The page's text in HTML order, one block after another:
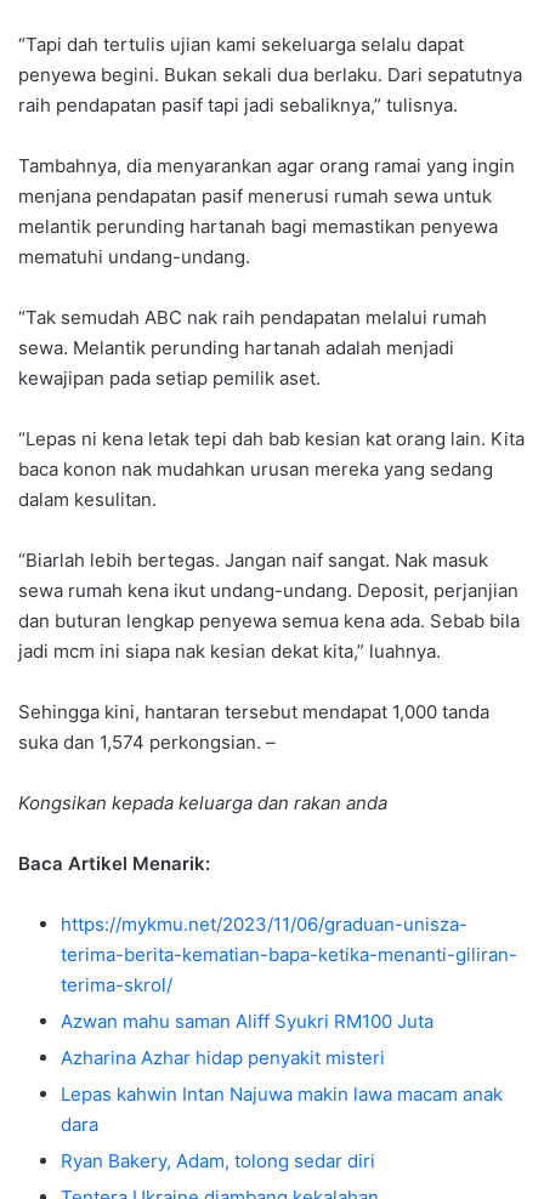
“Tapi dah tertulis ujian kami sekeluarga selalu dapat
penyewa begini. Bukan sekali dua berlaku. Dari sepatutnya
raih pendapatan pasif tapi jadi sebaliknya,” tulisnya.
Tambahnya, dia menyarankan agar orang ramai yang ingin
menjana pendapatan pasif menerusi rumah sewa untuk
melantik perunding hartanah bagi memastikan penyewa
mematuhi undang-undang.
“Tak semudah ABC nak raih pendapatan melalui rumah
sewa. Melantik perunding hartanah adalah menjadi
kewajipan pada setiap pemilik aset.
“Lepas ni kena letak tepi dah bab kesian kat orang lain. Kita
baca konon nak mudahkan urusan mereka yang sedang
dalam kesulitan.
“Biarlah lebih bertegas. Jangan naif sangat. Nak masuk
sewa rumah kena ikut undang-undang. Deposit, perjanjian
dan buturan lengkap penyewa semua kena ada. Sebab bila
jadi mcm ini siapa nak kesian dekat kita,” luahnya.
Sehingga kini, hantaran tersebut mendapat 1,000 tanda
suka dan 1,574 perkongsian. –
Kongsikan kepada keluarga dan rakan anda
Baca Artikel Menarik:
https://mykmu.net/2023/11/06/graduan-unisza-
terima-berita-kematian-bapa-ketika-menanti-giliran-
terima-skrol/
Azwan mahu saman Aliff Syukri RM100 Juta
Azharina Azhar hidap penyakit misteri
Lepas kahwin Intan Najuwa makin lawa macam anak
dara
Ryan Bakery, Adam, tolong sedar diri